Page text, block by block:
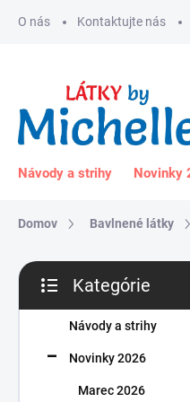
O nás Kontaktujte nás
Návody a strihy Novinky
Domov Bavlnené látky
B
č
kategórie
Kategórie
Návody a strihy
Novinky 2026
Marec 2026